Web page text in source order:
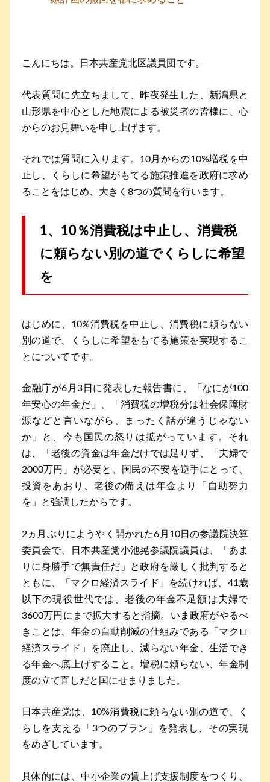
こんにちは。日本共産党北区議員団です。
代表質問に先立ちまして、昨夜発生した、新潟県と
山形県を中心とした地震による被災者の皆様に、心
からのお見舞いを申し上げます。
それでは質問に入ります。10月からの10%増税を中
止し、くらしに希望がもてる施策推進を政府に求め
ることをはじめ、大きく8つの質問を行います。
1、10％消費税は中止し、消費税
に頼らない別の道でくらしに希望
を
はじめに、10%消費税を中止し、消費税に頼らない
別の道で、くらしに希望をもてる施策を実現するこ
とについてです。
金融庁が6月3日に発表した報告書に、「なにが100
年安心の年金だ」、「消費税の増税分は社会保障財
源などと言いながら、まったく話が違うじゃない
か」と、今も国民の怒りは拡がっています。それ
は、「老後の資金は年金だけでは足りず、「夫婦で
2000万円」が必要と、国民の不安を逆手にとって、
投資をあおり、老後の備えは年金より「自助努力
を」と強調したからです。
2ヵ月ぶりにようやく開かれた6月10日の参議院決算
委員会で、日本共産党小池晃参議院議員は、「あま
りに身勝手で無責任だ」と政府を厳しく批判すると
ともに、「マクロ経済スライド」を続ければ、41歳
以下の現役世代では、老後の年金不足額は夫婦で
3600万円にまで拡大すると指摘。いま政府がやるべ
きことは、年金の自動削減の仕組みである「マクロ
経済スライド」を廃止し、減らない年金、生活でき
る年金へ底上げすること。増税に頼らない、年金制
度の立て直しだと国にせまりました。
日本共産党は、10%消費税に頼らない別の道で、く
らしを支える「3つのプラン」を発表し、その実現
をめざしています。
具体的には、中小企業の賃上げ支援制度をつくり、